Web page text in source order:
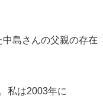
島さんの父親の存在
私は2003年に